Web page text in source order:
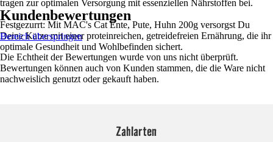
tragen zur optimalen Versorgung mit essenziellen Nährstoffen bei.
Festgezurrt: Mit MAC's Cat Ente, Pute, Huhn 200g versorgst Du
Deine Katze mit einer proteinreichen, getreidefreien Ernährung, die ihr
optimale Gesundheit und Wohlbefinden sichert.
Kundenbewertungen
Bereich überspringen
Die Echtheit der Bewertungen wurde von uns nicht überprüft.
Bewertungen können auch von Kunden stammen, die die Ware nicht
nachweislich genutzt oder gekauft haben.
Zahlarten